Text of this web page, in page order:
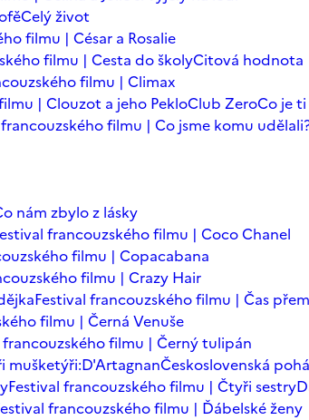
Celý život
filmu | César a Rosalie
filmu | Cesta do školyCitová hodnota
filmu | Climax
| Clouzot a jeho PekloClub ZeroCo je
filmu | Co jsme komu
nám zbylo z lásky
francouzského filmu | Coco Chanel
filmu | Copacabana
filmu | Crazy Hair
Festival francouzského filmu | Čas
filmu | Černá Venuše
francouzského filmu | Černý tulipán
mušketýři:D'ArtagnanČeskoslovenská
Festival francouzského filmu | Čtyři sestry
francouzského filmu | Ďábelské ženy